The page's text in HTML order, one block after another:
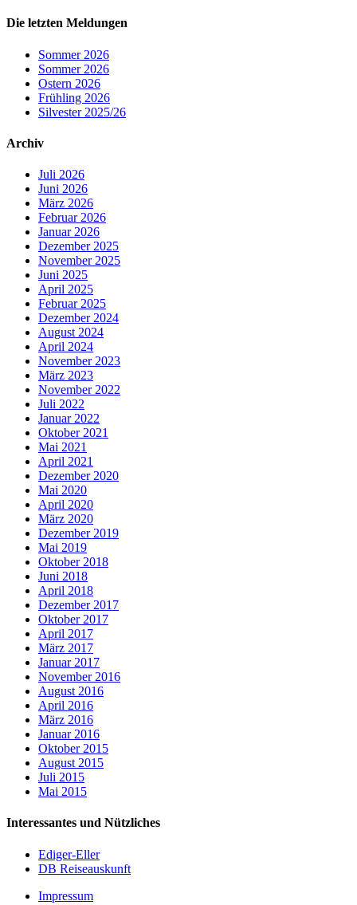
Die letzten Meldungen
Sommer 2026
Sommer 2026
Ostern 2026
Frühling 2026
Silvester 2025/26
Archiv
Juli 2026
Juni 2026
März 2026
Februar 2026
Januar 2026
Dezember 2025
November 2025
Juni 2025
April 2025
Februar 2025
Dezember 2024
August 2024
April 2024
November 2023
März 2023
November 2022
Juli 2022
Januar 2022
Oktober 2021
Mai 2021
April 2021
Dezember 2020
Mai 2020
April 2020
März 2020
Dezember 2019
Mai 2019
Oktober 2018
Juni 2018
April 2018
Dezember 2017
Oktober 2017
April 2017
März 2017
Januar 2017
November 2016
August 2016
April 2016
März 2016
Januar 2016
Oktober 2015
August 2015
Juli 2015
Mai 2015
Interessantes und Nützliches
Ediger-Eller
DB Reiseauskunft
Impressum